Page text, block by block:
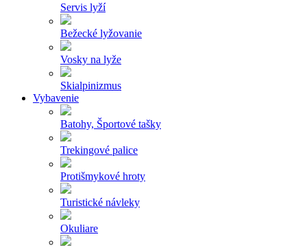
Servis lyží
Bežecké lyžovanie
Vosky na lyže
Skialpinizmus
Vybavenie
Batohy, Športové tašky
Trekingové palice
Protišmykové hroty
Turistické návleky
Okuliare